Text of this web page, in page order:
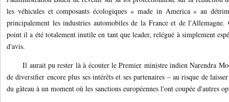
les véhicules et composants écologiques « made in America » au
principalement les industries automobiles de la France et de
point il a été totalement inutile en tant que leader, relégué à simplement
d'avis.
Il aurait pu rester là à écouter le Premier ministre indien Narendra
de diversifier encore plus ses intérêts et ses partenaires – au risque de
du gâteau à un moment où les sanctions européennes l'ont coupée d'autres